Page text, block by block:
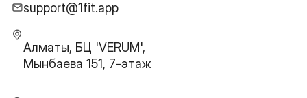
support@1fit.app
Алматы, БЦ 'VERUM',
Мынбаева 151, 7-этаж